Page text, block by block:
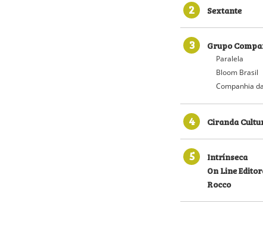
2 Sextante
3 Grupo
Paralela
Bloom Brasil
Companhia
4 Ciranda
5
Intrínseca
On Line
Rocco